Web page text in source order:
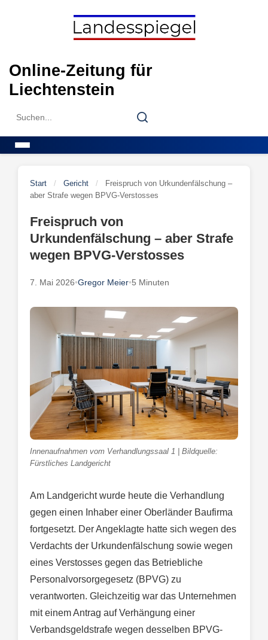
Online-Zeitung für
Liechtenstein
Search
Search
Start / Gericht /
Freispruch von Urkundenfälschung –
aber Strafe wegen BPVG-Verstosses
Freispruch von
Urkundenfälschung – aber Strafe
wegen BPVG-Verstosses
7. Mai 2026•Gregor Meier•5 Minuten
Innenaufnahmen vom Verhandlungssaal 1 | Bildquelle:
Fürstliches Landgericht
Am Landgericht wurde heute die Verhandlung
gegen einen Inhaber einer Oberländer Baufirma
fortgesetzt. Der Angeklagte hatte sich wegen des
Verdachts der Urkundenfälschung sowie wegen
eines Verstosses gegen das Betriebliche
Personalvorsorgegesetz (BPVG) zu
verantworten. Gleichzeitig war das Unternehmen
mit einem Antrag auf Verhängung einer
Verbandsgeldstrafe wegen desselben BPVG-